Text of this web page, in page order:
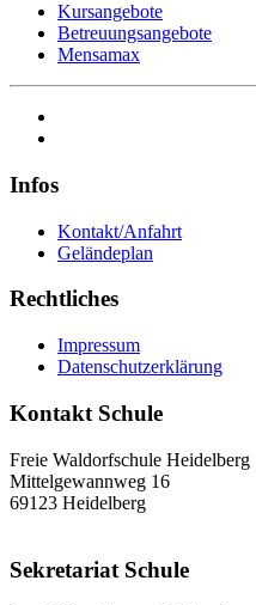
Kursangebote
Betreuungsangebote
Mensamax
Infos
Kontakt/Anfahrt
Geländeplan
Rechtliches
Impressum
Datenschutzerklärung
Kontakt Schule
Freie Waldorfschule Heidelberg
Mittelgewannweg 16
69123 Heidelberg
Sekretariat Schule